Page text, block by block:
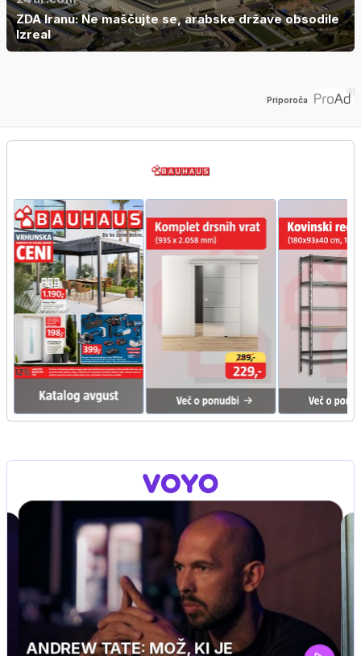
ZDA Iranu: Ne maščujte se, arabske države obsodile
Izreal
Priporoča